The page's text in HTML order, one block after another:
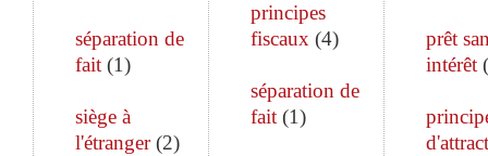
séparation de
fait (1)
siège à
l'étranger(2)
principes
fiscaux (4)
séparation de
fait(1)
prêt
intérêt(